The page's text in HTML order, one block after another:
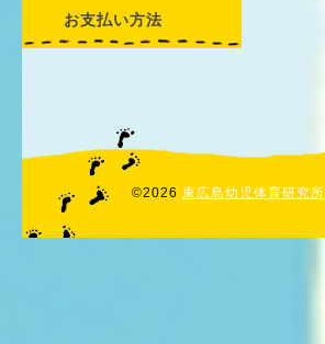
お支払い方法
©2026 東広島幼児体育研究所